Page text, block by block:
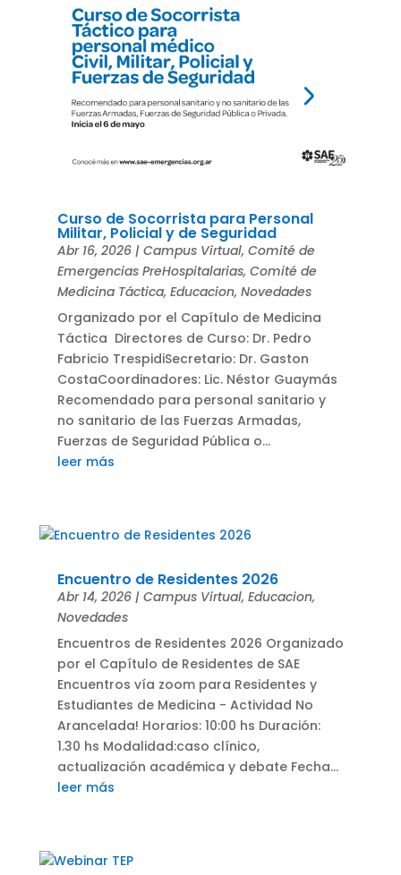
Curso de Socorrista para Personal
Militar, Policial y de Seguridad
Abr 16, 2026| Campus Virtual, Comité de
Emergencias PreHospitalarias, Comité de
Medicina Táctica, Educacion, Novedades
Organizado por el Capítulo de Medicina
Táctica Directores de Curso: Dr. Pedro
Fabricio TrespidiSecretario: Dr. Gaston
CostaCoordinadores: Lic. Néstor Guaymás
Recomendado para personal sanitario y
no sanitario de las Fuerzas Armadas,
Fuerzas de Seguridad Pública o...
leer más
Encuentro de Residentes 2026
Abr 14, 2026| Campus Virtual, Educacion,
Novedades
Encuentros de Residentes 2026 Organizado
por el Capítulo de Residentes de SAE
Encuentros vía zoom para Residentes y
Estudiantes de Medicina - Actividad No
Arancelada! Horarios: 10:00 hs Duración:
1.30 hs Modalidad:caso clínico,
actualización académica y debate Fecha...
leer más